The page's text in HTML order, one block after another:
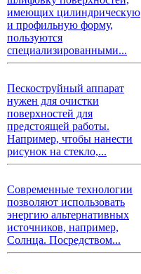
имеющих цилиндрическую
и профильную форму,
пользуются
специализированными...
Пескоструйный аппарат
нужен для очистки
поверхностей для
предстоящей работы.
Например, чтобы нанести
рисунок на стекло,...
Современные технологии
позволяют использовать
энергию альтернативных
источников, например,
Солнца. Посредством...